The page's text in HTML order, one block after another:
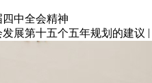
中全会精神
展第十五个五年规划的建议 |